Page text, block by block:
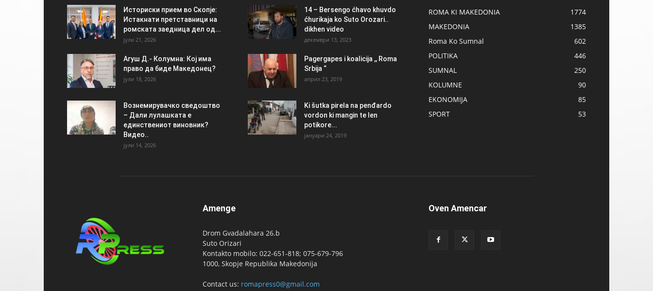
Историски прием во Скопје:
Истакнати претставници на
ромската заедница дел од...
јули 21, 2026
Агуш Д.- Колумна: Кој има
право да биде Македонец?
јули 18, 2026
Вознемирувачко сведоштво
– Дали лулашката е
единствениот виновник?
Видео..
јули 14, 2026
14 – Bersengo ćhavo khuvdo
ćhurikaja ko Suto Orozari..
dikhen video
декември 13, 2023
Pagergapes i koalicija ,, Roma
Srbija “
април 23, 2019
Ki šutka pirela na penđardo
vordon ki mangin te len
potikore...
јануари 24, 2019
ROMA KI MAKEDONIA
1774
MAKEDONIA
1385
Roma Ko Sumnal
602
POLITIKA
446
SUMNAL
250
KOLUMNE
90
EKONOMIJA
85
SPORT
53
Amenge
Drom Gvadalahara 26.b
Suto Orizari
Kontakto mobilo: 022-651-818; 075-679-796
1000, Skopje Republika Makedonija
Contact us: romapress0@gmail.com
Oven Amencar